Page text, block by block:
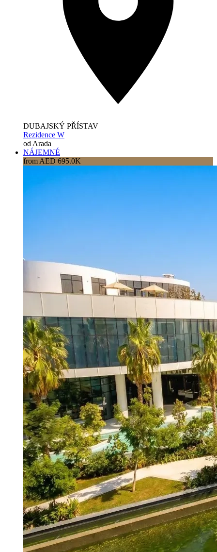
DUBAJSKÝ PŘÍSTAV
Rezidence W
od Arada
NÁJEMNÉ
from AED 695.0K